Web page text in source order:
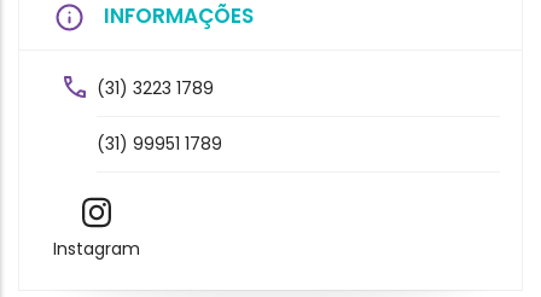
INFORMAÇÕES
(31) 3223 1789
(31) 99951 1789
Instagram